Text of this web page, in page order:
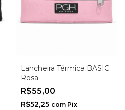
Lancheira Térmica BASIC
Rosa
R$55,00
R$52,25 com Pix